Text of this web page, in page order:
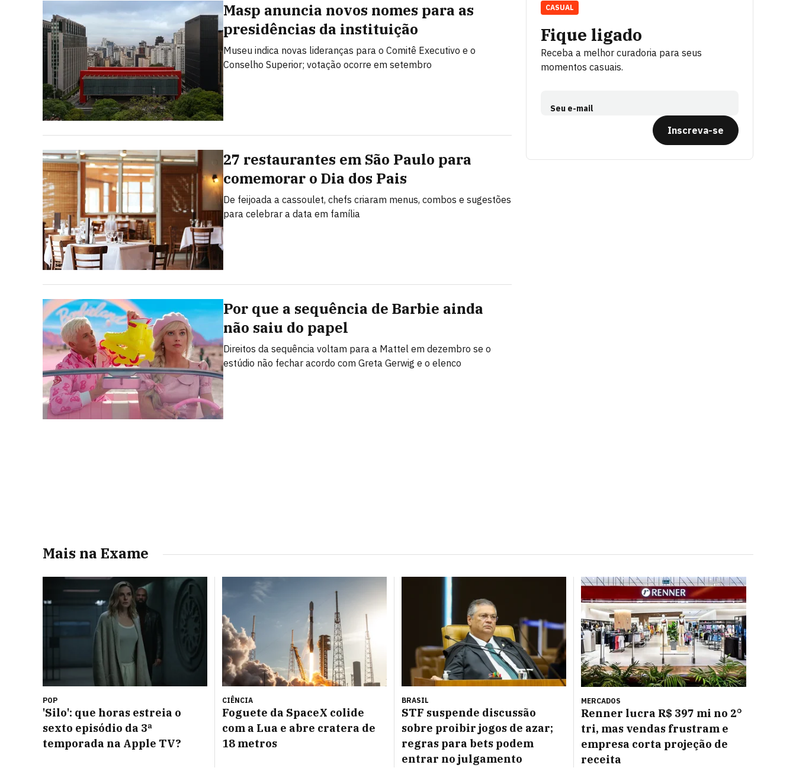
Masp anuncia novos nomes para as
presidências da instituição
Museu indica novas lideranças para o Comitê Executivo e o
Conselho Superior; votação ocorre em setembro
27 restaurantes em São Paulo para
comemorar o Dia dos Pais
De feijoada a cassoulet, chefs criaram menus, combos e sugestões
para celebrar a data em família
Por que a sequência de Barbie ainda
não saiu do papel
Direitos da sequência voltam para a Mattel em dezembro se o
estúdio não fechar acordo com Greta Gerwig e o elenco
Fique ligado
Receba a melhor curadoria para seus
momentos casuais.
Seu e-mail
Inscreva-se
CASUAL
Mais na Exame
POP
'Silo': que horas estreia o
sexto episódio da 3ª
temporada na Apple TV?
CIÊNCIA
Foguete da SpaceX colide
com a Lua e abre cratera de
18 metros
BRASIL
STF suspende discussão
sobre proibir jogos de azar;
regras para bets podem
entrar no julgamento
MERCADOS
Renner lucra R$ 397 mi no 2°
tri, mas vendas frustram e
empresa corta projeção de
receita